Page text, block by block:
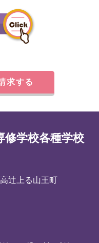
求する
学校各種学校
辻上る山王町